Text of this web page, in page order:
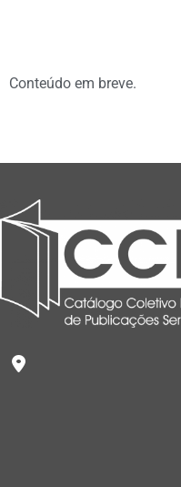
Conteúdo em breve.